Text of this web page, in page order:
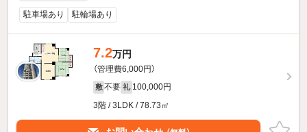
駐車場あり 駐輪場あり
7.2万円
（管理費6,000円）
敷 不要 礼 100,000円
3階 / 3LDK / 78.73㎡